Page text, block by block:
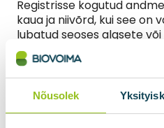
Nõusolek
Registrisse kogutud
kaua ja niivõrd, kui see on
lubatud seoses algsete
eesmärkidega, milleks
Isikuandmeid võib
lõppu, kui see on vajalik,
õigus.
Lisaks võtab vastutav